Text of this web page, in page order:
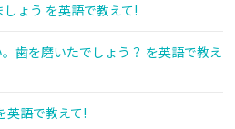
ょう を英語で教えて!
歯を磨いたでしょう？ を英語で教え
英語で教えて!